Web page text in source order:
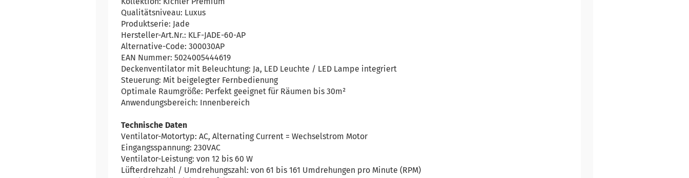
Qualitätsniveau: Luxus
Produktserie: Jade
Hersteller-Art.Nr.: KLF-JADE-60-AP
Alternative-Code: 300030AP
EAN Nummer: 5024005444619
Deckenventilator mit Beleuchtung: Ja, LED Leuchte / LED Lampe integriert
Steuerung: Mit beigelegter Fernbedienung
Optimale Raumgröße: Perfekt geeignet für Räumen bis 30m²
Anwendungsbereich: Innenbereich
Technische Daten
Ventilator-Motortyp: AC, Alternating Current = Wechselstrom Motor
Eingangsspannung: 230VAC
Ventilator-Leistung: von 12 bis 60 W
Lüfterdrehzahl / Umdrehungszahl: von 61 bis 161 Umdrehungen pro Minute (RPM)